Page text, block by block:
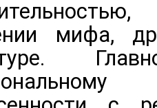
мифа,